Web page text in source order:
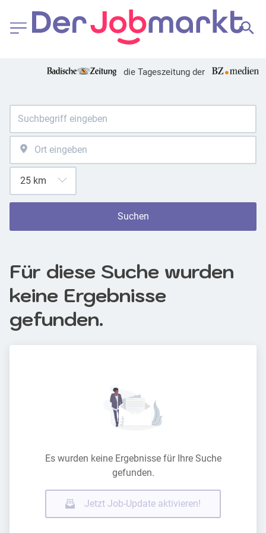
die Tageszeitung der
Suchen
Für diese Suche wurden
keine Ergebnisse
gefunden.
Es wurden keine Ergebnisse für Ihre Suche
gefunden.
Jetzt Job-Update aktivieren!